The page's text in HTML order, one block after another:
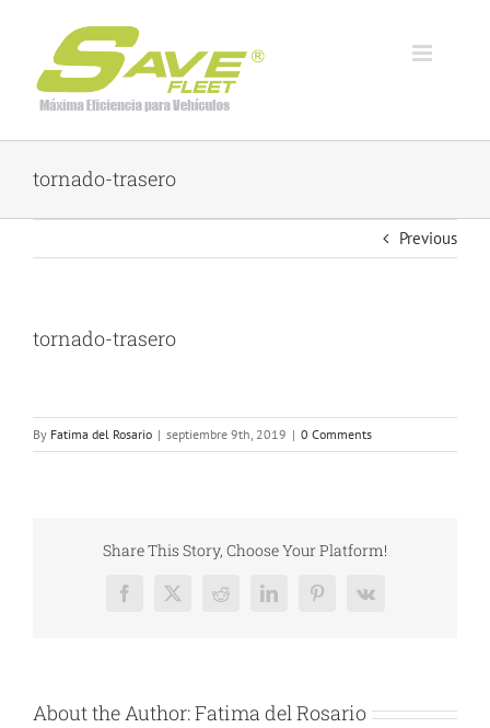
content
tornado-trasero
Previous
tornado-trasero
By Fatima del Rosario | septiembre 9th, 2019 | 0 Comments
Share This Story, Choose Your Platform!
Facebook
X RedditLinkedInPinterest
Vk
About the Author:Fatima del Rosario